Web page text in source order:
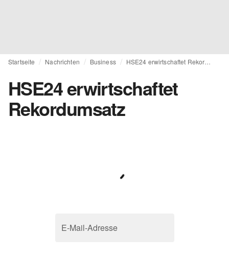
Startseite Nachrichten Business
HSE24 erwirtschaftet
Rekordumsatz
E-Mail-Adresse